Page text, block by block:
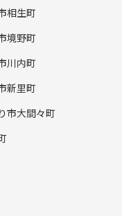
相生町
境野町
川内町
新里町
市大間々町